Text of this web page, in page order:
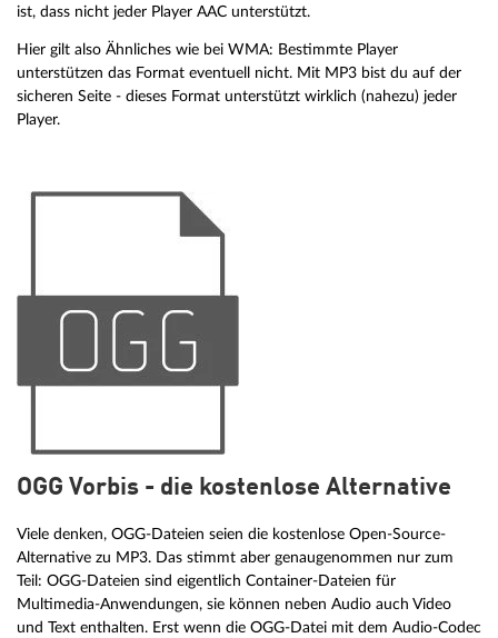
ist, dass nicht jeder Player AAC unterstützt.
Hier gilt also Ähnliches wie bei WMA: Bestimmte Player
unterstützen das Format eventuell nicht. Mit MP3 bist du auf der
sicheren Seite - dieses Format unterstützt wirklich (nahezu) jeder
Player.
OGG Vorbis - die kostenlose Alternative
Viele denken, OGG-Dateien seien die kostenlose Open-Source-
Alternative zu MP3. Das stimmt aber genaugenommen nur zum
Teil: OGG-Dateien sind eigentlich Container-Dateien für
Multimedia-Anwendungen, sie können neben Audio auch Video
und Text enthalten. Erst wenn die OGG-Datei mit dem Audio-Codec